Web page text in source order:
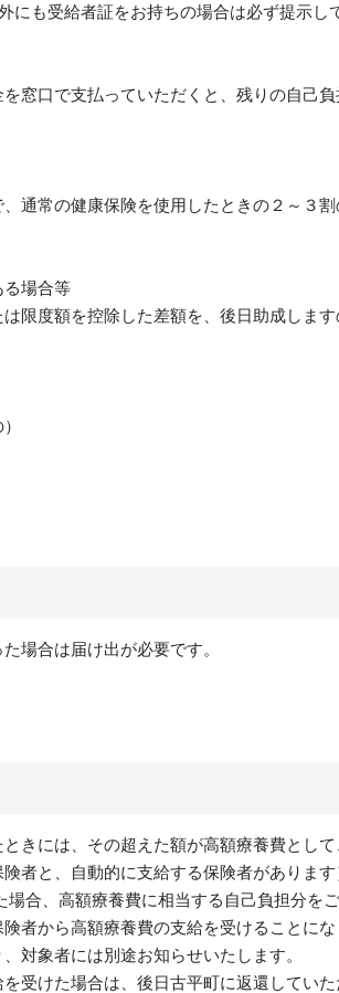
も受給者証をお持ちの場合は必ず提示し
窓口で支払っていただくと、残りの自己負
常の健康保険を使用したときの２～３割
場合等
限度額を控除した差額を、後日助成しま
場合は届け出が必要です。
きには、その超えた額が高額療養費とし
者と、自動的に支給する保険者があります
合、高額療養費に相当する自己負担分を
者から高額療養費の支給を受けることにな
対象者には別途お知らせいたします。
受けた場合は、後日古平町に返還していた